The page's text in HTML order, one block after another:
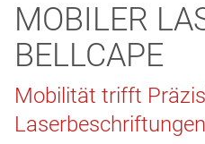
MOBILER
BELLCAPE
Mobilität trifft
Laserbeschriftungen